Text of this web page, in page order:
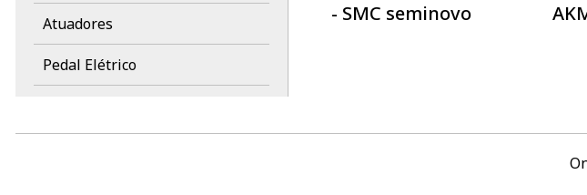
Atuadores
Pedal Elétrico
- SMC seminovo